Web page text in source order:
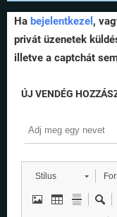
Ha bejelentkezel ,
privát üzenetek
illetve a captchát
ÚJ VENDÉG
Stílus